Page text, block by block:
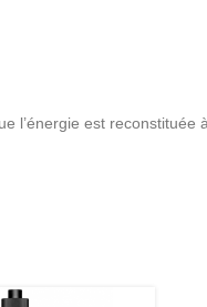
l’énergie est reconstituée